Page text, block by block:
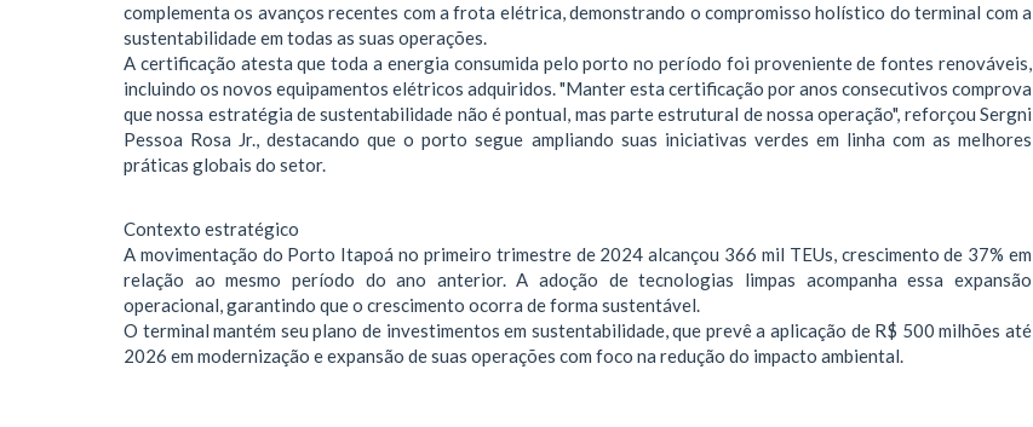
complementa os avanços recentes com a frota elétrica, demonstrando o compromisso holístico do terminal com a
sustentabilidade em todas as suas operações.
A certificação atesta que toda a energia consumida pelo porto no período foi proveniente de fontes renováveis,
incluindo os novos equipamentos elétricos adquiridos. "Manter esta certificação por anos consecutivos comprova
que nossa estratégia de sustentabilidade não é pontual, mas parte estrutural de nossa operação", reforçou Sergni
Pessoa Rosa Jr., destacando que o porto segue ampliando suas iniciativas verdes em linha com as melhores
práticas globais do setor.
Contexto estratégico
A movimentação do Porto Itapoá no primeiro trimestre de 2024 alcançou 366 mil TEUs, crescimento de 37% em
relação ao mesmo período do ano anterior. A adoção de tecnologias limpas acompanha essa expansão
operacional, garantindo que o crescimento ocorra de forma sustentável.
O terminal mantém seu plano de investimentos em sustentabilidade, que prevê a aplicação de R$ 500 milhões até
2026 em modernização e expansão de suas operações com foco na redução do impacto ambiental.